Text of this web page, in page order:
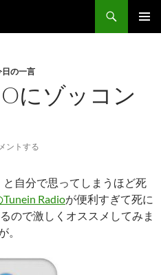
日の一言
にゾッコン
ントする
自分で思ってしまうほど死
Radioが便利すぎて死に
ので激しくオススメしてみま
。